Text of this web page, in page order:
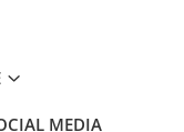
MEDIA